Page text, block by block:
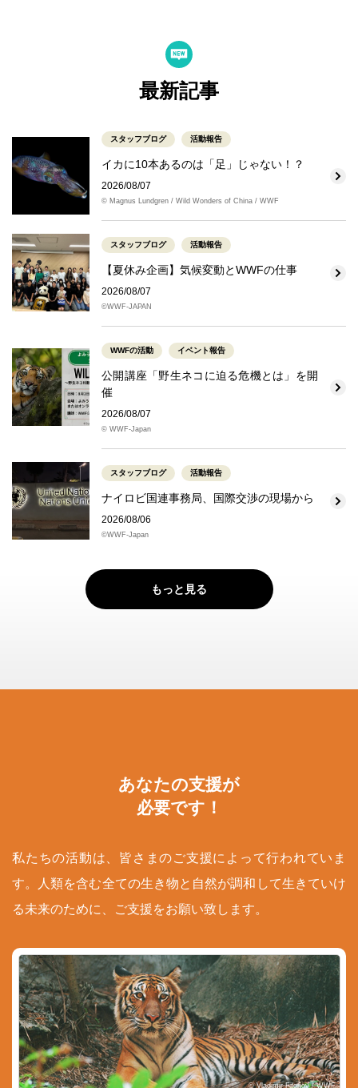
最新記事
スタッフブログ 活動報告
イカに10本あるのは「足」じゃない！？
2026/08/07
© Magnus Lundgren / Wild Wonders of China / WWF
スタッフブログ 活動報告
【夏休み企画】気候変動とWWFの仕事
2026/08/07
©WWF-JAPAN
WWFの活動 イベント報告
公開講座「野生ネコに迫る危機とは」を開
催
2026/08/07
© WWF-Japan
スタッフブログ 活動報告
ナイロビ国連事務局、国際交渉の現場から
2026/08/06
©WWF-Japan
もっと見る
あなたの支援が
必要です！
私たちの活動は、皆さまのご支援によって行われていま
す。人類を含む全ての生き物と自然が調和して生きていけ
る未来のために、ご支援をお願い致します。
© Vladimir Filonov / WWF